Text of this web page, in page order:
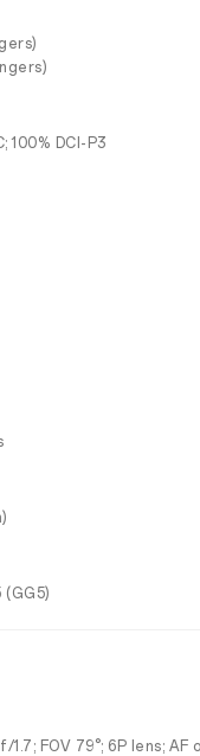
100% DCI-P3
(GG5)
1.7; FOV 79°; 6P lens; AF